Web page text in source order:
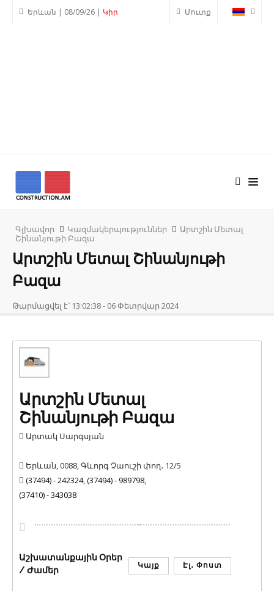
Մուտք
Երևան | 08/09/26 | Կիր
Գլխավոր Կազմակերպություններ
Արտշին Մետալ
Շինանյութի Բազա
Արտշին Մետալ Շինանյութի
Բազա
Թարմացվել է՝ 13:02:38 - 06 Փետրվար 2024
Արտշին Մետալ
Շինանյութի Բազա
Արտակ Սարգսյան
Երևան, 0088, Գևորգ Չաուշի փող․ 12/5
(37494) - 242324,(37494) - 989798,
(37410) - 343038
Էլ․ Փոստ
Կայք
Աշխատանքային Օրեր
/ Ժամեր